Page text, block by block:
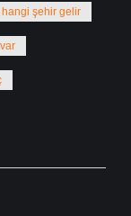
şehir gelir